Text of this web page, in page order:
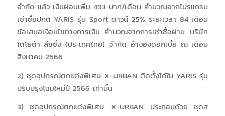
จำกัด แล้ว เงินผ่อนเพิ่ม 493 บาท/เดือน คำนวณจากโปรแกรม
เช่าซื้อปกติ YARIS รุ่น Sport ดาวน์ 25% ระยะเวลา 84 เดือน
ข้อเสนอเงื่อนไขทางการเงิน คำนวณจากการเช่าซื้อผ่าน บริษัท
โตโยต้า ลีซซิ่ง (ประเทศไทย) จำกัด อ้างอิงดอกเบี้ย ณ เดือน
สิงหาคม 2566
2) ชุดอุปกรณ์ตกแต่งพิเศษ X-URBAN ติดตั้งได้ใน YARIS รุ่น
ปรับปรุงโฉมใหม่ปี 2566 เท่านั้น
3) ชุดอุปกรณ์ตกแต่งพิเศษ X-URBAN ประกอบด้วย ชุดส